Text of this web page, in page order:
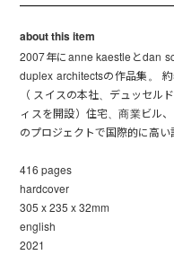
about this item
2007年にanne kaestleとdan
duplex architectsの作品集。
（ スイスの本社、デュッセル
ィスを開設）住宅、商業ビル
のプロジェクトで国際的に高い
416 pages
hardcover
305 x 235 x 32mm
english
2021